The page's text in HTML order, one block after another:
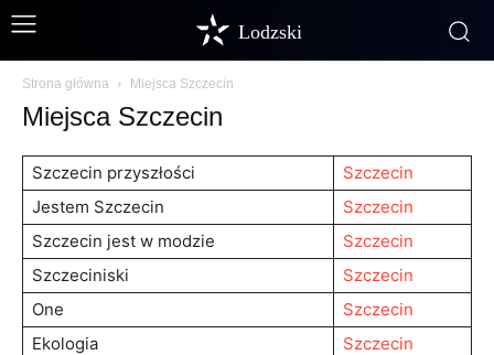
Lodzski
Strona główna Miejsca Szczecin
Miejsca Szczecin
Szczecin przyszłości
Szczecin
Jestem Szczecin
Szczecin
Szczecin jest w modzie
Szczecin
Szczeciniski
Szczecin
One
Szczecin
Ekologia
Szczecin